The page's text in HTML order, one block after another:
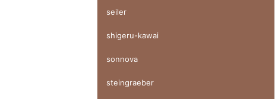
seiler
shigeru-kawai
sonnova
steingraeber